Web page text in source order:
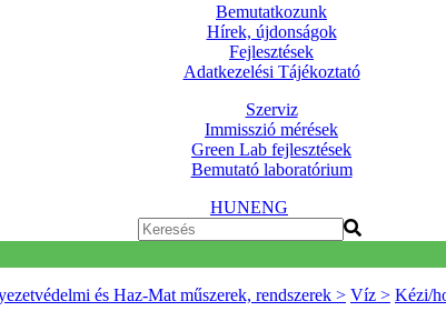
Bemutatkozunk
Hírek, újdonságok
Fejlesztések
Adatkezelési Tájékoztató
Szerviz
Immisszió mérések
Green Lab fejlesztések
Bemutató laboratórium
HUNENG
és Haz-Mat műszerek, rendszerek > Víz > Kézi/